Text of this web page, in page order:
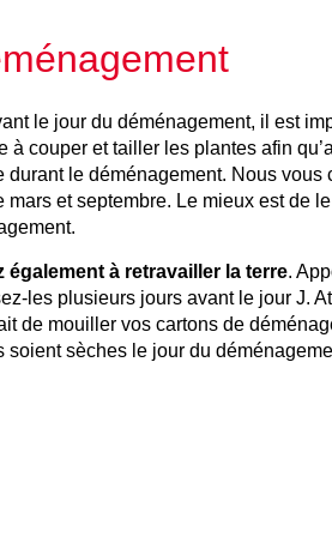
le jour du déménagement, il est
à couper et tailler les plantes afin
durant le déménagement. Nous
mars et septembre. Le mieux est de
également à retravailler la terre.
les plusieurs jours avant le jour J.
de mouiller vos cartons de
soient sèches le jour du